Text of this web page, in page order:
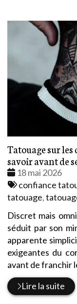
Tatouage sur
savoir avant de
Date
:
18 mai 2026
Tags
:
confiance
tatouage,
Discret mais
séduit par son
apparente
exigeantes du
avant de franchir
Lire la suite